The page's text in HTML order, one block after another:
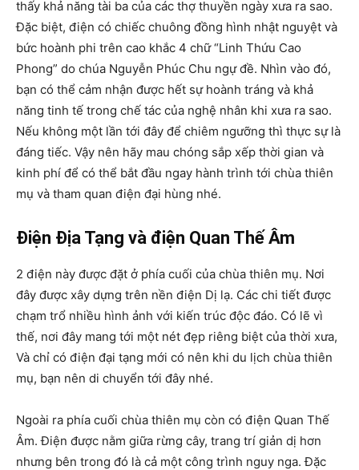
thấy khả năng tài ba của các thợ thuyền ngày xưa ra sao.
Đặc biệt, điện có chiếc chuông đồng hình nhật nguyệt và
bức hoành phi trên cao khắc 4 chữ “Linh Thứu Cao
Phong” do chúa Nguyễn Phúc Chu ngự đề. Nhìn vào đó,
bạn có thể cảm nhận được hết sự hoành tráng và khả
năng tinh tế trong chế tác của nghệ nhân khi xưa ra sao.
Nếu không một lần tới đây để chiêm ngưỡng thì thực sự là
đáng tiếc. Vậy nên hãy mau chóng sắp xếp thời gian và
kinh phí để có thể bắt đầu ngay hành trình tới chùa thiên
mụ và tham quan điện đại hùng nhé.
Điện Địa Tạng và điện Quan Thế Âm
2 điện này được đặt ở phía cuối của chùa thiên mụ. Nơi
đây được xây dựng trên nền điện Dị lạ. Các chi tiết được
chạm trổ nhiều hình ảnh với kiến trúc độc đáo. Có lẽ vì
thế, nơi đây mang tới một nét đẹp riêng biệt của thời xưa,
Và chỉ có điện đại tạng mới có nên khi du lịch chùa thiên
mụ, bạn nên di chuyển tới đây nhé.
Ngoài ra phía cuối chùa thiên mụ còn có điện Quan Thế
Âm. Điện được nằm giữa rừng cây, trang trí giản dị hơn
nhưng bên trong đó là cả một công trình nguy nga. Đặc